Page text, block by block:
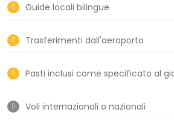
Guide locali bilingue
Trasferimenti dall'aeroporto
Pasti inclusi come specificato al
Voli internazionali o nazionali